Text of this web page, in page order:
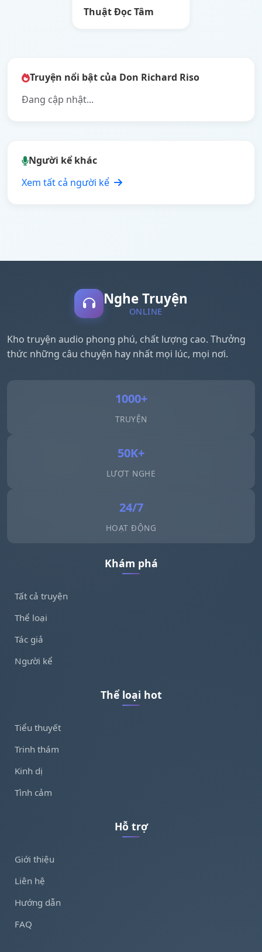
Thuật Đọc Tâm
Truyện nổi bật của Don Richard Riso
Đang cập nhật...
Người kể khác
Xem tất cả người kể
Nghe Truyện
ONLINE
Kho truyện audio phong phú, chất lượng cao. Thưởng
thức những câu chuyện hay nhất mọi lúc, mọi nơi.
1000+
TRUYỆN
50K+
LƯỢT NGHE
24/7
HOẠT ĐỘNG
Khám phá
Tất cả truyện
Thể loại
Tác giả
Người kể
Thể loại hot
Tiểu thuyết
Trinh thám
Kinh dị
Tình cảm
Hỗ trợ
Giới thiệu
Liên hệ
Hướng dẫn
FAQ